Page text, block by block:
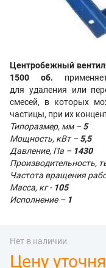
Центробежный
1500 об.
для удаления или
смесей, в которых
частицы, при их
Типоразмер, мм –5
Мощность, кВт –5,5
Давление, Па – 1430
Производительность,
Частота вращения
Масса, кг -105
Исполнение – 1
Нет в наличии
Цену